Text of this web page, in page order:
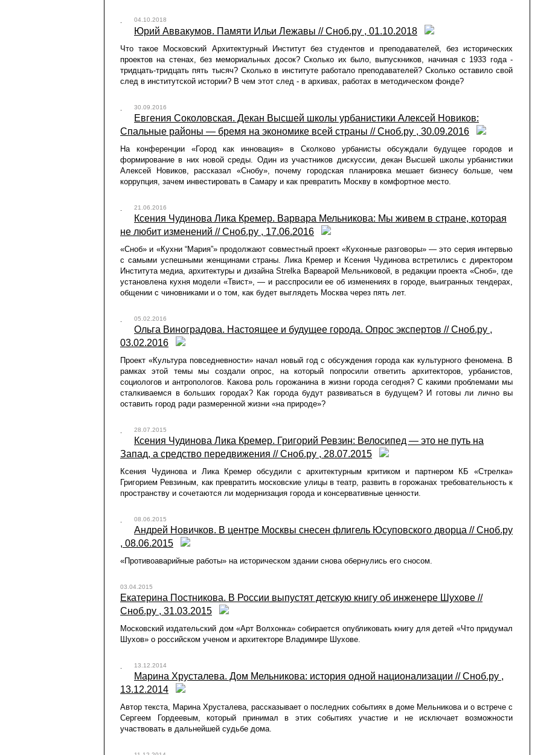
04.10.2018
Юрий Аввакумов. Памяти Ильи Лежавы // Сноб.ру , 01.10.2018
Что такое Московский Архитектурный Институт без студентов и преподавателей, без исторических
проектов на стенах, без мемориальных досок? Сколько их было, выпускников, начиная с 1933 года -
тридцать-тридцать пять тысяч? Сколько в институте работало преподавателей? Сколько оставило свой
след в институтской истории? В чем этот след - в архивах, работах в методическом фонде?
30.09.2016
Евгения Соколовская. Декан Высшей школы урбанистики Алексей Новиков:
Спальные районы — бремя на экономике всей страны // Сноб.ру , 30.09.2016
На конференции «Город как инновация» в Сколково урбанисты обсуждали будущее городов и
формирование в них новой среды. Один из участников дискуссии, декан Высшей школы урбанистики
Алексей Новиков, рассказал «Снобу», почему городская планировка мешает бизнесу больше, чем
коррупция, зачем инвестировать в Самару и как превратить Москву в комфортное место.
21.06.2016
Ксения Чудинова Лика Кремер. Варвара Мельникова: Мы живем в стране, которая
не любит изменений // Сноб.ру , 17.06.2016
«Сноб» и «Кухни “Мария”» продолжают совместный проект «Кухонные разговоры» — это серия интервью
с самыми успешными женщинами страны. Лика Кремер и Ксения Чудинова встретились с директором
Института медиа, архитектуры и дизайна Strelka Варварой Мельниковой, в редакции проекта «Сноб», где
установлена кухня модели «Твист», — и расспросили ее об изменениях в городе, выигранных тендерах,
общении с чиновниками и о том, как будет выглядеть Москва через пять лет.
05.02.2016
Ольга Виноградова. Настоящее и будущее города. Опрос экспертов // Сноб.ру ,
03.02.2016
Проект «Культура повседневности» начал новый год с обсуждения города как культурного феномена. В
рамках этой темы мы создали опрос, на который попросили ответить архитекторов, урбанистов,
социологов и антропологов. Какова роль горожанина в жизни города сегодня? С какими проблемами мы
сталкиваемся в больших городах? Как города будут развиваться в будущем? И готовы ли лично вы
оставить город ради размеренной жизни «на природе»?
28.07.2015
Ксения Чудинова Лика Кремер. Григорий Ревзин: Велосипед — это не путь на
Запад, а средство передвижения // Сноб.ру , 28.07.2015
Ксения Чудинова и Лика Кремер обсудили с архитектурным критиком и партнером КБ «Стрелка»
Григорием Ревзиным, как превратить московские улицы в театр, развить в горожанах требовательность к
пространству и сочетаются ли модернизация города и консервативные ценности.
08.06.2015
Андрей Новичков. В центре Москвы снесен флигель Юсуповского дворца // Сноб.ру
, 08.06.2015
«Противоаварийные работы» на историческом здании снова обернулись его сносом.
03.04.2015
Екатерина Постникова. В России выпустят детскую книгу об инженере Шухове //
Сноб.ру , 31.03.2015
Московский издательский дом «Арт Волхонка» собирается опубликовать книгу для детей «Что придумал
Шухов» о российском ученом и архитекторе Владимире Шухове.
13.12.2014
Марина Хрусталева. Дом Мельникова: история одной национализации // Сноб.ру ,
13.12.2014
Автор текста, Марина Хрусталева, рассказывает о последних событиях в доме Мельникова и о встрече с
Сергеем Гордеевым, который принимал в этих событиях участие и не исключает возможности
участвовать в дальнейшей судьбе дома.